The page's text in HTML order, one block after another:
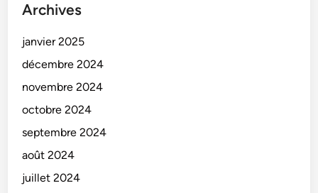
Archives
janvier 2025
décembre 2024
novembre 2024
octobre 2024
septembre 2024
août 2024
juillet 2024